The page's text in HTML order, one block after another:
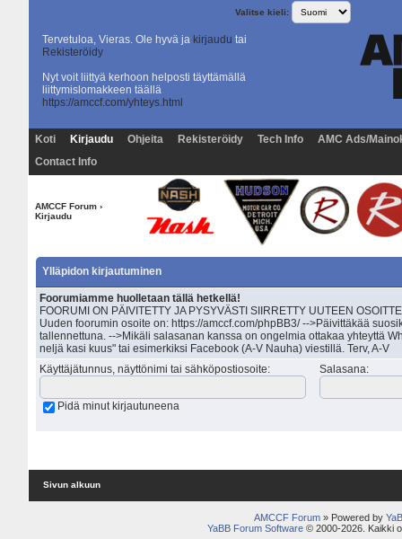
Valitse kieli:
Tervetuloa, Vieras. Ole hyvä ja kirjaudu tai
Rekisteröidy
Nyt voit liittyä kerhoon helposti täyttämällä
liittymislomakkeen täällä
https://amccf.com/yhteys.html
Koti Kirjaudu Ohjeita Rekisteröidy Tech Info
AMC Ads/
Contact Info
AMCCF Forum›
Kirjaudu
Ylläpidon kirjautuminen
Foorumiamme huolletaan tällä hetkellä!
FOORUMI ON PÄIVITETTY JA PYSYVÄSTI SIIRRETTY UUTEEN
Uuden foorumin osoite on: https://amccf.com/phpBB3/ -->Päivittäkää
tallennettuna. -->Mikäli salasanan kanssa on ongelmia ottakaa yhteyttä
neljä kasi kuus" tai esimerkiksi Facebook (A-V Nauha) viestillä. Terv, A-V
Käyttäjätunnus, näyttönimi tai sähköpostiosoite: Salasana:
Pidä minut kirjautuneena
Sivun alkuun
AMCCF Forum » Powered by
YaBB Forum Software© 2000-2026. Kaikki